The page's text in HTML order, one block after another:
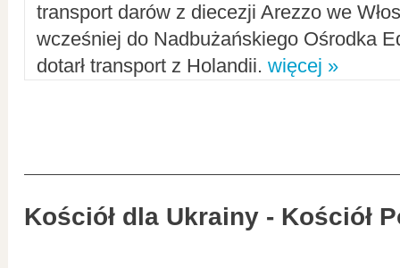
transport darów z diecezji Arezzo we
wcześniej do Nadbużańskiego Ośrodka
dotarł transport z Holandii. więcej »
Kościół dla Ukrainy - Kościół